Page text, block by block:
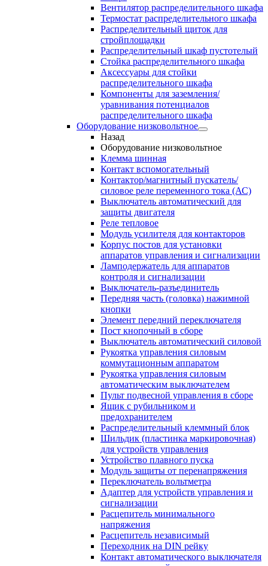
Вентилятор распределительного шкафа
Термостат распределительного шкафа
Распределительный щиток для
стройплощадки
Распределительный шкаф пустотелый
Стойка распределительного шкафа
Аксессуары для стойки
распределительного шкафа
Компоненты для заземления/
уравнивания потенциалов
распределительного шкафа
Оборудование низковольтное
Назад
Оборудование низковольтное
Клемма шинная
Контакт вспомогательный
Контактор/магнитный пускатель/
силовое реле переменного тока (АС)
Выключатель автоматический для
защиты двигателя
Реле тепловое
Модуль усилителя для контакторов
Корпус постов для установки
аппаратов управления и сигнализации
Ламподержатель для аппаратов
контроля и сигнализации
Выключатель-разъединитель
Передняя часть (головка) нажимной
кнопки
Элемент передний переключателя
Пост кнопочный в сборе
Выключатель автоматический силовой
Рукоятка управления силовым
коммутационным аппаратом
Рукоятка управления силовым
автоматическим выключателем
Пульт подвесной управления в сборе
Ящик с рубильником и
предохранителем
Распределительный клеммный блок
Шильдик (пластинка маркировочная)
для устройств управления
Устройство плавного пуска
Модуль защиты от перенапряжения
Переключатель вольтметра
Адаптер для устройств управления и
сигнализации
Расцепитель минимального
напряжения
Расцепитель независимый
Переходник на DIN рейку
Контакт автоматического выключателя